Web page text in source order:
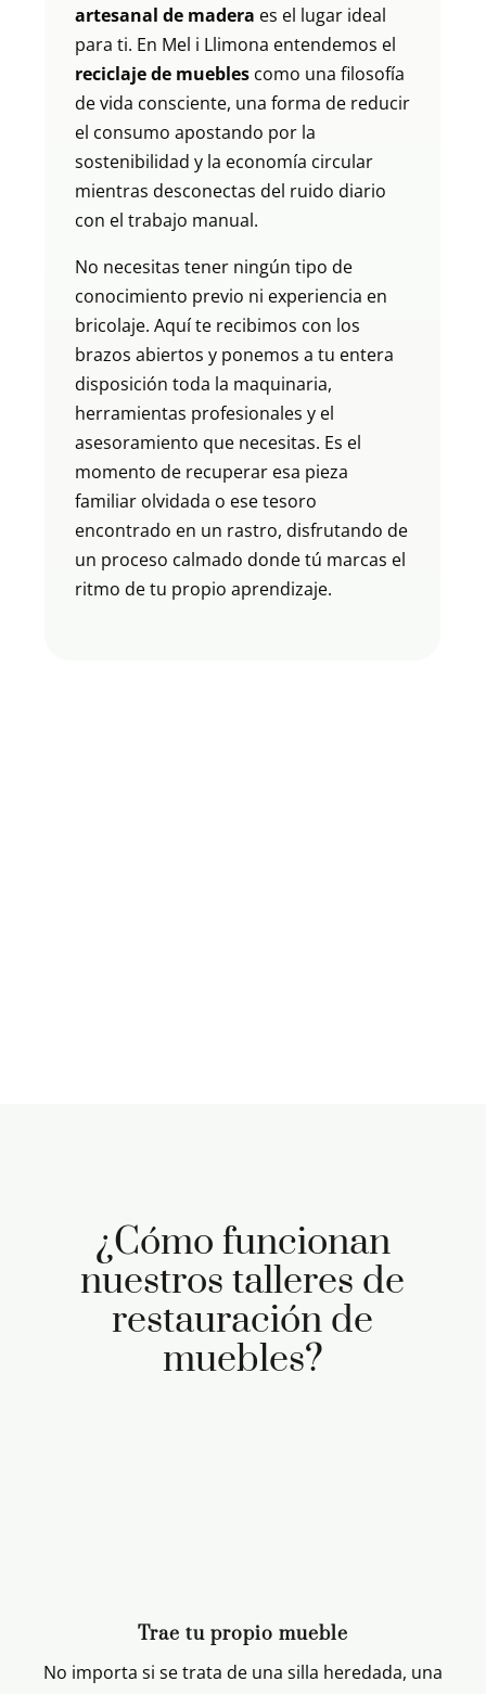
artesanal de madera es el lugar ideal
para ti. En Mel i Llimona entendemos el
reciclaje de mueblescomo una filosofía
de vida consciente, una forma de reducir
el consumo apostando por la
sostenibilidad y la economía circular
mientras desconectas del ruido diario
con el trabajo manual.
No necesitas tener ningún tipo de
conocimiento previo ni experiencia en
bricolaje. Aquí te recibimos con los
brazos abiertos y ponemos a tu entera
disposición toda la maquinaria,
herramientas profesionales y el
asesoramiento que necesitas. Es el
momento de recuperar esa pieza
familiar olvidada o ese tesoro
encontrado en un rastro, disfrutando de
un proceso calmado donde tú marcas el
ritmo de tu propio aprendizaje.
¿Cómo funcionan
nuestros talleres de
restauración de
muebles?
Trae tu propio mueble
No importa si se trata de una silla heredada, una